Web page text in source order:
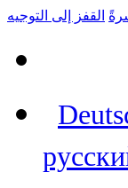
القفز إلى التوجيه